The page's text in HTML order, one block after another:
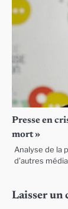
Presse en
mort »
Analyse de la
d’autres
Laisser un